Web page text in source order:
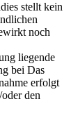
stellt kein
noch
liegende
bei Das
erfolgt
den